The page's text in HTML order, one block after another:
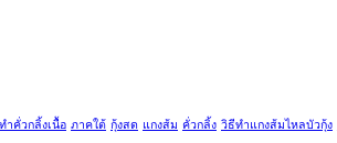
ำคั่วกลิ้งเนื้อ ภาคใต้ กุ้งสด แกงส้ม คั่วกลิ้ง วิธีทำแกงส้มไหลบัวกุ้ง